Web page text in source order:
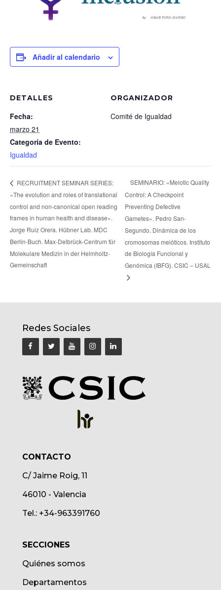
Añadir al calendario
DETALLES
Fecha:
marzo 21
Categoría de Evento:
Igualdad
ORGANIZADOR
Comité de Igualdad
RECRUITMENT SEMINAR SERIES:
«The evolution and roles of translational
control and non-canonical open reading
frames in human health and disease».
Jorge Ruiz Orera. Hübner Lab. MDC
Berlin-Buch. Max-Delbrück-Centrum für
Molekulare Medizin in der Helmholtz-
Gemeinschaft
SEMINARIO: «Meiotic Quality
Control: A Checkpoint
Preventing Defective
Gametes». Pedro San-
Segundo. Dinámica de los
cromosomas meióticos. Instituto
de Biología Funcional y
Genómica (IBFG). CSIC – USAL
Redes Sociales
CONTACTO
C/ Jaime Roig, 11
46010 - Valencia
Tel.: +34-963391760
SECCIONES
Quiénes somos
Departamentos